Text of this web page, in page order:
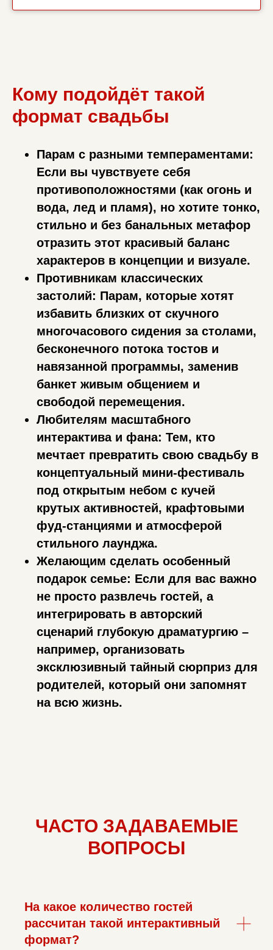
Кому подойдёт такой
формат свадьбы
Парам с разными темпераментами:
Если вы чувствуете себя
противоположностями (как огонь и
вода, лед и пламя), но хотите тонко,
стильно и без банальных метафор
отразить этот красивый баланс
характеров в концепции и визуале.
Противникам классических
застолий: Парам, которые хотят
избавить близких от скучного
многочасового сидения за столами,
бесконечного потока тостов и
навязанной программы, заменив
банкет живым общением и
свободой перемещения.
Любителям масштабного
интерактива и фана: Тем, кто
мечтает превратить свою свадьбу в
концептуальный мини-фестиваль
под открытым небом с кучей
крутых активностей, крафтовыми
фуд-станциями и атмосферой
стильного лаунджа.
Желающим сделать особенный
подарок семье: Если для вас важно
не просто развлечь гостей, а
интегрировать в авторский
сценарий глубокую драматургию –
например, организовать
эксклюзивный тайный сюрприз для
родителей, который они запомнят
на всю жизнь.
ЧАСТО ЗАДАВАЕМЫЕ
ВОПРОСЫ
На какое количество гостей
рассчитан такой интерактивный
формат?